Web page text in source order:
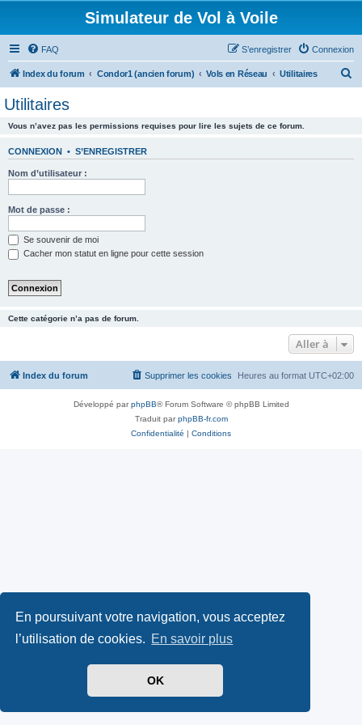
En poursuivant votre navigation, vous acceptez
l’utilisation de cookies. En savoir plus
OK
Simulateur de Vol à Voile
FAQ Connexion
S’enregistrer
Index du forum Condor1 (ancien forum) Vols en Réseau Utilitaires
Utilitaires
Vous n’avez pas les permissions requises pour lire les sujets de ce forum.
CONNEXION • S’ENREGISTRER
Nom d’utilisateur :
Mot de passe :
Se souvenir de moi
Cacher mon statut en ligne pour cette session
Cette catégorie n’a pas de forum.
Aller à
Index du forum Heures au format UTC+02:00
Supprimer les cookies
Développé parphpBB® Forum Software © phpBB Limited
Traduit parphpBB-fr.com
Confidentialité | Conditions